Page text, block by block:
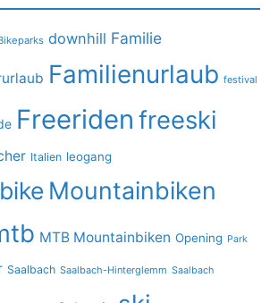
downhill Familie
Familienurlaub festival
Freeriden freeski
Italien leogang
Mountainbiken
MTB Mountainbiken Opening Park
Saalbach Saalbach-Hinterglemm Saalbach